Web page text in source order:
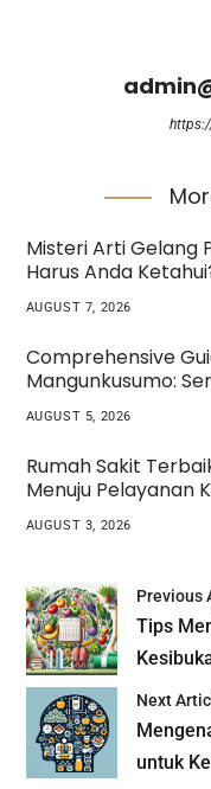
Misteri Arti Gelang
Harus Anda
AUGUST 7, 2026
Comprehensive
Mangunkusumo:
AUGUST 5, 2026
Rumah Sakit
Menuju Pelayanan
AUGUST 3, 2026
Previous
Tips
Next
untuk